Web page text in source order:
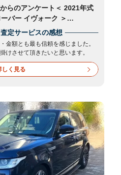
らのアンケート＜ 2021年式
バー イヴォーク ＞
定サービスの感想
金額とも最も信頼を感じました。
けさせて頂きたいと思います。
しく見る